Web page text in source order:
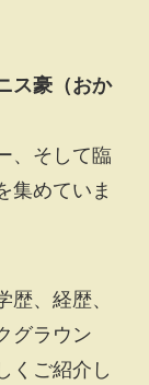
ス豪（おか
、そして臨
集めていま
、経歴、
グラウン
くご紹介し